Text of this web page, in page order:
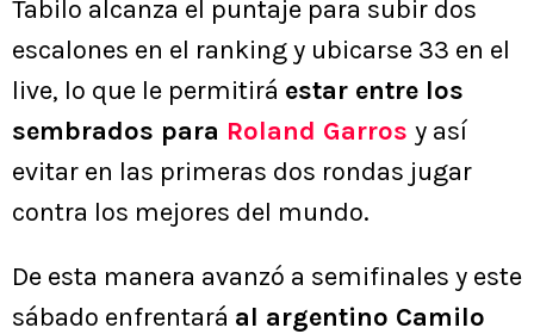
Tabilo alcanza el puntaje para subir dos
escalones en el ranking y ubicarse 33 en el
live, lo que le permitirá estar entre los
sembrados para Roland Garros y así
evitar en las primeras dos rondas jugar
contra los mejores del mundo.
De esta manera avanzó a semifinales y este
sábado enfrentará al argentino Camilo